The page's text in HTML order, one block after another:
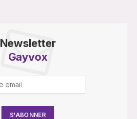
Newsletter
Gayvox